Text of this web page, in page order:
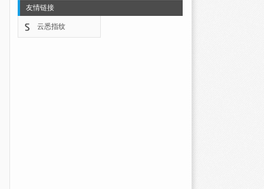
友情链接
云悉指纹